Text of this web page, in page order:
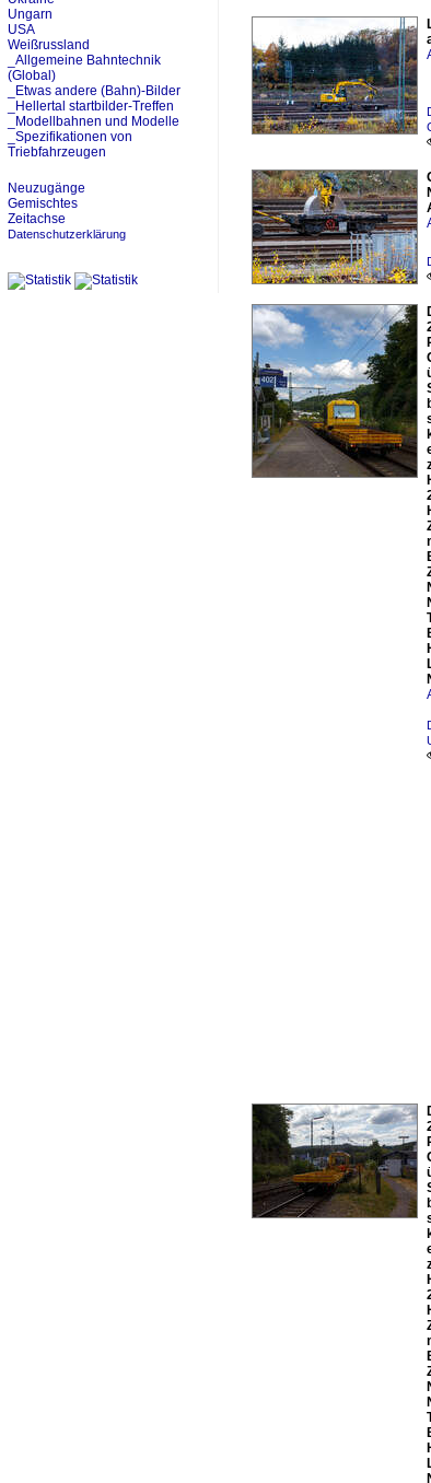
Ungarn
USA
Weißrussland
_Allgemeine Bahntechnik
(Global)
_Etwas andere (Bahn)-Bilder
_Hellertal startbilder-Treffen
_Modellbahnen und Modelle
_Spezifikationen von
Triebfahrzeugen
Neuzugänge
Gemischtes
Zeitachse
Datenschutzerklärung